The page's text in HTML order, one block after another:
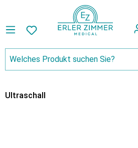
Ultraschall